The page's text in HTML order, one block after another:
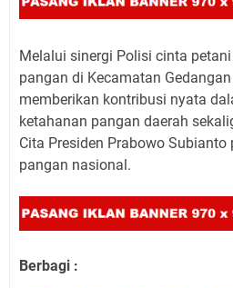
Melalui sinergi Polisi cinta
pangan di Kecamatan
memberikan kontribusi nyata
ketahanan pangan daerah
Cita Presiden Prabowo
pangan nasional.
Berbagi :